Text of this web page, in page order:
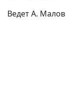
Ведет А. Малов